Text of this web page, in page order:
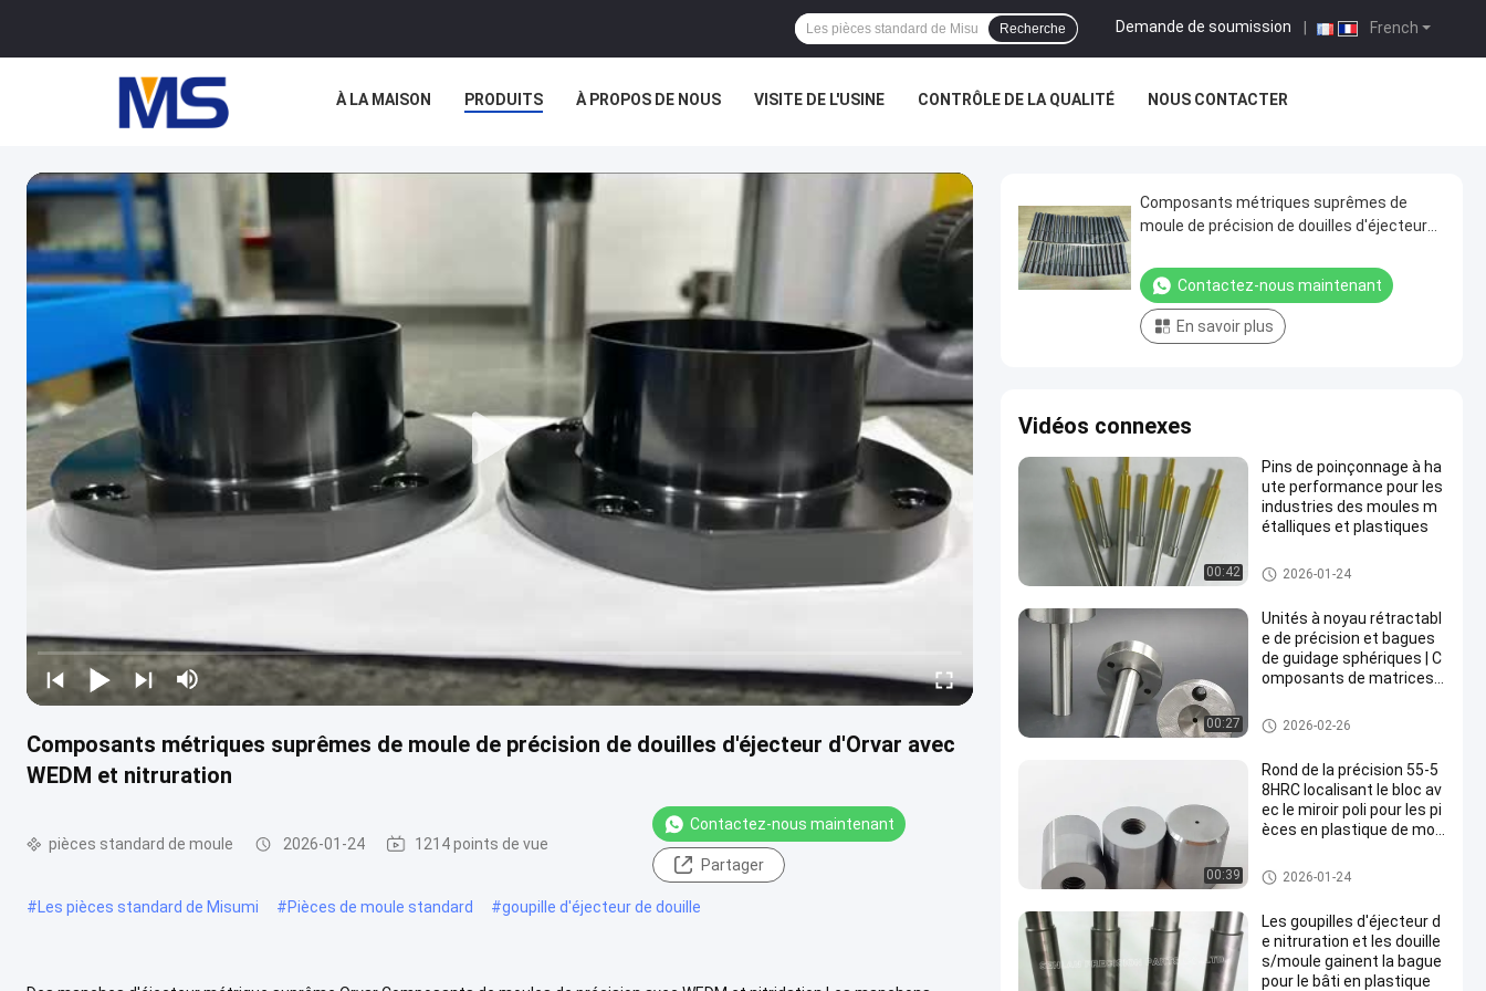
French
Demande de soumission
Recherche
À LA MAISON PRODUITS À PROPOS DE NOUS VISITE DE L'USINE CONTRÔLE DE LA QUALITÉ NOUS CONTACTER
Composants métriques suprêmes de moule de précision de douilles d'éjecteur d'Orvar avec
WEDM et nitruration
pièces standard de moule 2026-01-24 1214 points de vue
Contactez-nous maintenant
Partager
#Les pièces standard de Misumi #Pièces de moule standard #goupille d'éjecteur de douille
Composants métriques suprêmes de
moule de précision de douilles d'éjecteur
Contactez-nous maintenant
En savoir plus
Vidéos connexes
00:42
Pins de poinçonnage à ha
ute performance pour les
industries des moules m
étalliques et plastiques
pièces standard de moule
2026-01-24
00:27
Unités à noyau rétractabl
e de précision et bagues
de guidage sphériques | C
omposants de matrices
pièces standard de moule
2026-02-26
00:39
Rond de la précision 55-5
8HRC localisant le bloc av
ec le miroir poli pour les pi
èces en plastique de mou
pièces standard de moule
2026-01-24
Les goupilles d'éjecteur d
e nitruration et les douille
s/moule gainent la bague
pour le bâti en plastique